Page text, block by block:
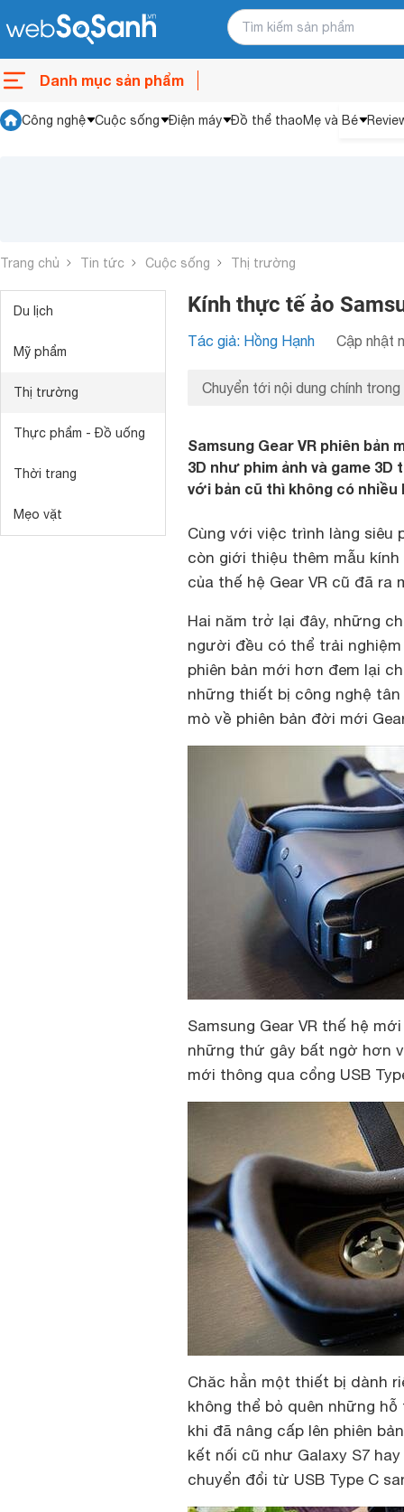
Danh mục sản phẩm
Công nghệ Cuộc sống Điện máy Đồ thể thaoMẹ và Bé
Trang chủ Tin tức Cuộc sống Thị trường
Du lịch
Mỹ phẩm
Thị trường
Thực phẩm - Đồ uống
Thời trang
Mẹo vặt
Kính thực tế ảo
Tác giả: Hồng Hạnh Cập nhật
Chuyển tới nội dung chính trong
Samsung Gear VR phiên bản
3D như phim ảnh và game
với bản cũ thì không có nhiều
Cùng với việc trình làng siêu
còn giới thiệu thêm mẫu
của thế hệ Gear VR cũ đã ra
Hai năm trở lại đây, những
người đều có thể trải
phiên bản mới hơn đem lại
những thiết bị công nghệ
mò về phiên bản đời mới
Samsung Gear VR thế hệ
những thứ gây bất ngờ hơn
mới thông qua cổng USB
Chăc hẳn một thiết bị dành
không thể bỏ quên những
khi đã nâng cấp lên phiên
kết nối cũ như Galaxy S7
chuyển đổi từ USB Type C